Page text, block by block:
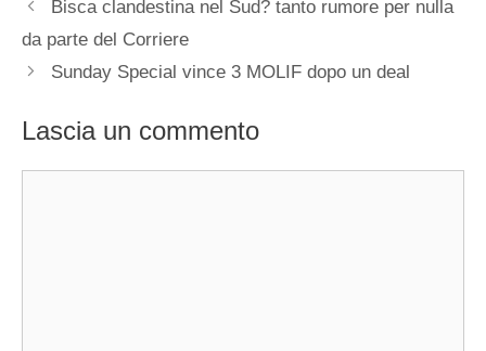
Bisca clandestina nel Sud? tanto rumore per nulla
da parte del Corriere
Sunday Special vince 3 MOLIF dopo un deal
Lascia un commento